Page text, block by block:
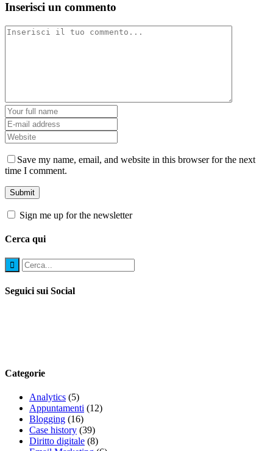
Inserisci un commento
Save my name, email, and website in this browser for the next
time I comment.
Sign me up for the newsletter
Cerca qui
Seguici sui Social
Categorie
Analytics (5)
Appuntamenti (12)
Blogging (16)
Case history (39)
Diritto digitale (8)